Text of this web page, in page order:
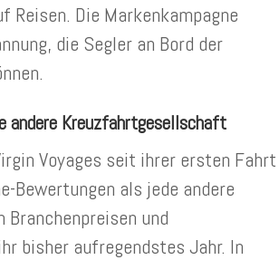
Reisen. Die Markenkampagne
die Segler an Bord der
andere Kreuzfahrtgesellschaft
Voyages seit ihrer ersten Fahrt
Bewertungen als jede andere
und
bisher aufregendstes Jahr. In